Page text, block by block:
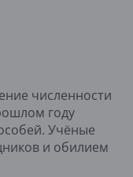
численности
году
Учёные
и обилием